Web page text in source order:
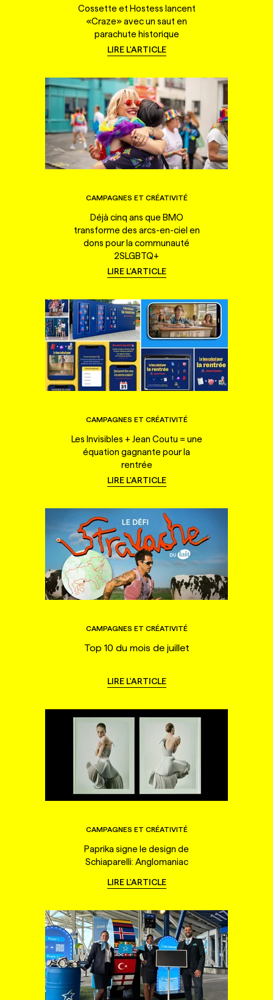
Cossette et Hostess lancent
«Craze» avec un saut en
parachute historique
LIRE L'ARTICLE
CAMPAGNES ET CRÉATIVITÉ
Déjà cinq ans que BMO
transforme des arcs-en-ciel en
dons pour la communauté
2SLGBTQ+
LIRE L'ARTICLE
CAMPAGNES ET CRÉATIVITÉ
Les Invisibles + Jean Coutu = une
équation gagnante pour la
rentrée
LIRE L'ARTICLE
CAMPAGNES ET CRÉATIVITÉ
Top 10 du mois de juillet
LIRE L'ARTICLE
CAMPAGNES ET CRÉATIVITÉ
Paprika signe le design de
Schiaparelli: Anglomaniac
LIRE L'ARTICLE